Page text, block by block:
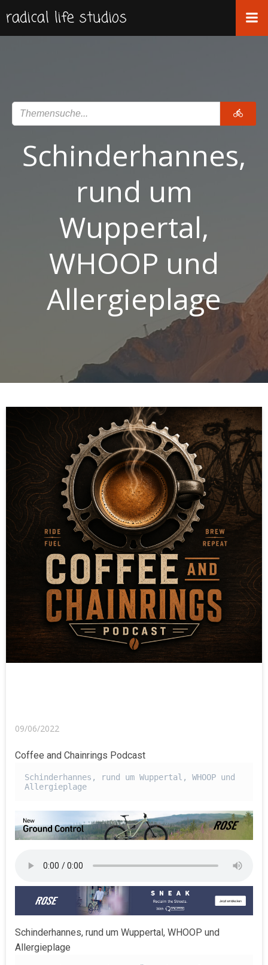
springen
radical life studios
Schinderhannes,
rund um
Wuppertal,
WHOOP und
Allergieplage
09/06/2022
Coffee and Chainrings Podcast
Schinderhannes, rund um Wuppertal, WHOOP und
Allergieplage
Schinderhannes, rund um Wuppertal, WHOOP und
Allergieplage